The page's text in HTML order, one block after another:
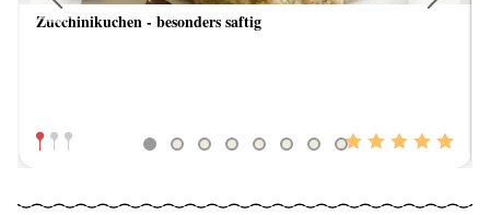
Zucchinikuchen - besonders saftig
Previous